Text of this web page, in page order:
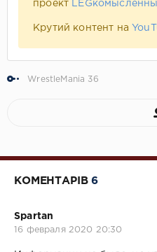
проект
Крутий контент на
WrestleMania 36
КОМЕНТАРІВ6
Spartan
16 февраля 2020 20:30